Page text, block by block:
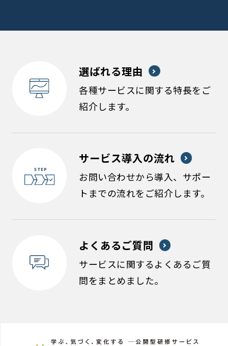
選ばれる理由
各種サービスに関する特長をご
紹介します。
サービス導入の流れ
お問い合わせから導入、サポー
トまでの流れをご紹介します。
よくあるご質問
サービスに関するよくあるご質
問をまとめました。